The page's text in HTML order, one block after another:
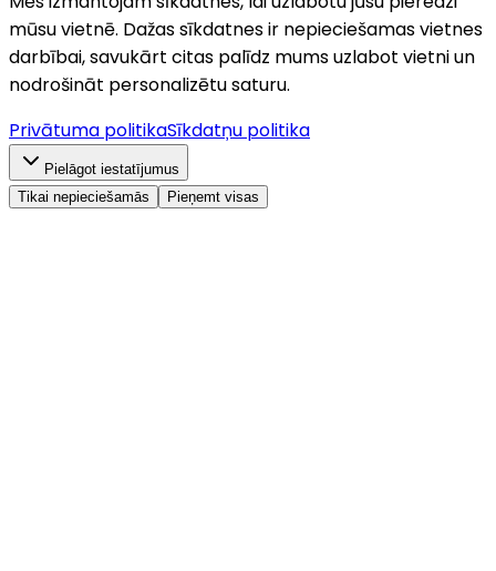
mūsu vietnē. Dažas sīkdatnes ir nepieciešamas vietnes
darbībai, savukārt citas palīdz mums uzlabot vietni un
nodrošināt personalizētu saturu.
Privātuma politikaSīkdatņu politika
Pielāgot iestatījumus
Tikai nepieciešamās
Pieņemt visas